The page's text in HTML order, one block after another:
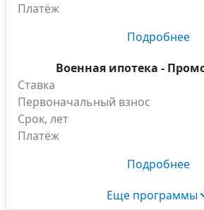
Платёж
Подробнее
Военная ипотека -
Ставка
Первоначальный взнос
Срок, лет
Платёж
Подробнее
Еще программы